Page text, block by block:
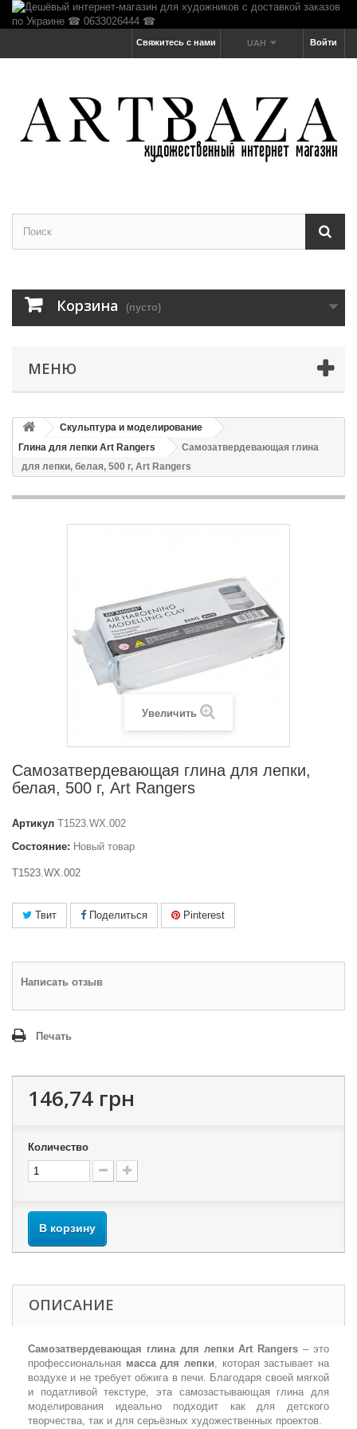
Войти
UAH
Свяжитесь с нами
Корзина (пусто)
МЕНЮ
Скульптура и моделирование
Глина для лепки Art Rangers
Самозатвердевающая глина
для лепки, белая, 500 г, Art Rangers
Увеличить
Самозатвердевающая глина для лепки,
белая, 500 г, Art Rangers
Артикул T1523.WX.002
Состояние: Новый товар
T1523.WX.002
Твит Поделиться Pinterest
Написать отзыв
Печать
146,74 грн
Количество
В корзину
ОПИСАНИЕ
Самозатвердевающая глина для лепки Art Rangers – это
профессиональная масса для лепки , которая застывает на
воздухе и не требует обжига в печи. Благодаря своей мягкой
и податливой текстуре, эта самозастывающая глина для
моделирования идеально подходит как для детского
творчества, так и для серьёзных художественных проектов.